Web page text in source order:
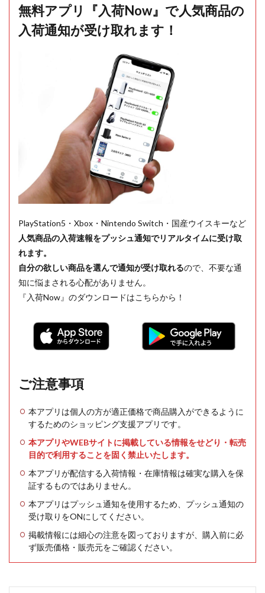
無料アプリ『入荷Now』で人気商品の
入荷通知が受け取れます！
PlayStation5・Xbox・Nintendo Switch・国産ウイスキーなど
人気商品の入荷速報をプッシュ通知でリアルタイムに受け取
れます。
自分の欲しい商品を選んで通知が受け取れるので、不要な通
知に悩まされる心配がありません。
『入荷Now』のダウンロードはこちらから！
ご注意事項
本アプリは個人の方が適正価格で商品購入ができるように
するためのショッピング支援アプリです。
本アプリやWEBサイトに掲載している情報をせどり・転売
目的で利用することを固く禁止いたします。
本アプリが配信する入荷情報・在庫情報は確実な購入を保
証するものではありません。
本アプリはプッシュ通知を使用するため、プッシュ通知の
受け取りをONにしてください。
掲載情報には細心の注意を図っておりますが、購入前に必
ず販売価格・販売元をご確認ください。